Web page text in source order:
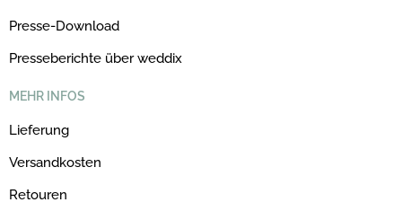
Presse-Download
Presseberichte über weddix
MEHR INFOS
Lieferung
Versandkosten
Retouren